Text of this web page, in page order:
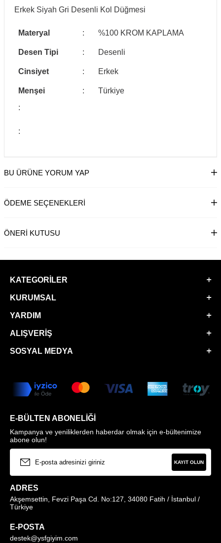
Erkek Siyah Gri Desenli Kol Düğmesi
Materyal : %100 KROM KAPLAMA
Desen Tipi : Desenli
Cinsiyet : Erkek
Menşei :
Türkiye
:
:
BU ÜRÜNE YORUM YAP
ÖDEME SEÇENEKLERI
ÖNERI KUTUSU
KATEGORILER
KURUMSAL
YARDIM
ALIŞVERIŞ
SOSYAL MEDYA
E-BÜLTEN ABONELIĞI
Kampanya ve yeniliklerden haberdar olmak için e-bültenimize
abone olun!
KAYIT OLUN
ADRES
Akşemsettin, Fevzi Paşa Cd. No:127, 34080 Fatih / İstanbul /
Türkiye
E-POSTA
destek@ysfgiyim.com